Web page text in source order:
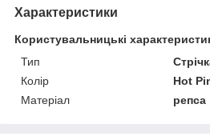
Характеристики
Користувальницькі
Тип
Колір
Hot
Матеріал
репса